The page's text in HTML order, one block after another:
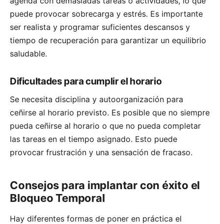
puede provocar sobrecarga y estrés. Es importante
ser realista y programar suficientes descansos y
tiempo de recuperación para garantizar un equilibrio
saludable.
Dificultades para cumplir el horario
Se necesita disciplina y autoorganización para
ceñirse al horario previsto. Es posible que no siempre
pueda ceñirse al horario o que no pueda completar
las tareas en el tiempo asignado. Esto puede
provocar frustración y una sensación de fracaso.
Consejos para implantar con éxito el
Bloqueo Temporal
Hay diferentes formas de poner en práctica el